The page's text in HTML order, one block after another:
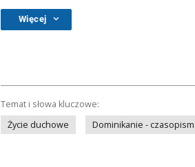
Więcej
Temat i słowa kluczowe:
Życie duchowe
Dominikanie -